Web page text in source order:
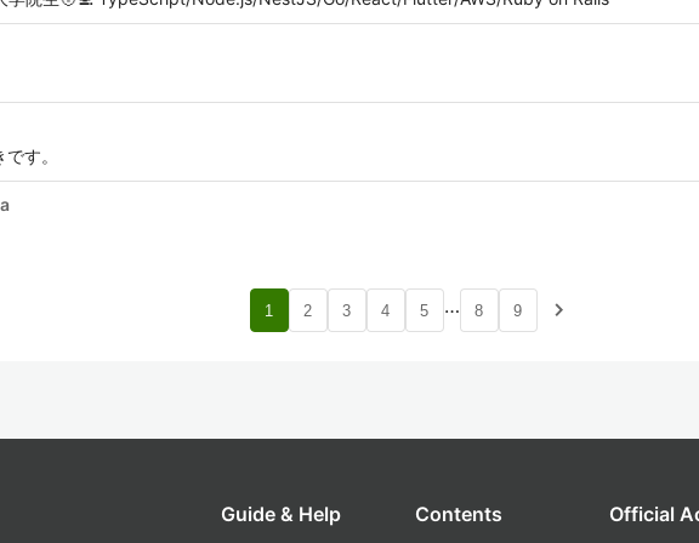
す。
1 2 3 4 5 … 8 9 navigate_next
Guide & Help Contents Official